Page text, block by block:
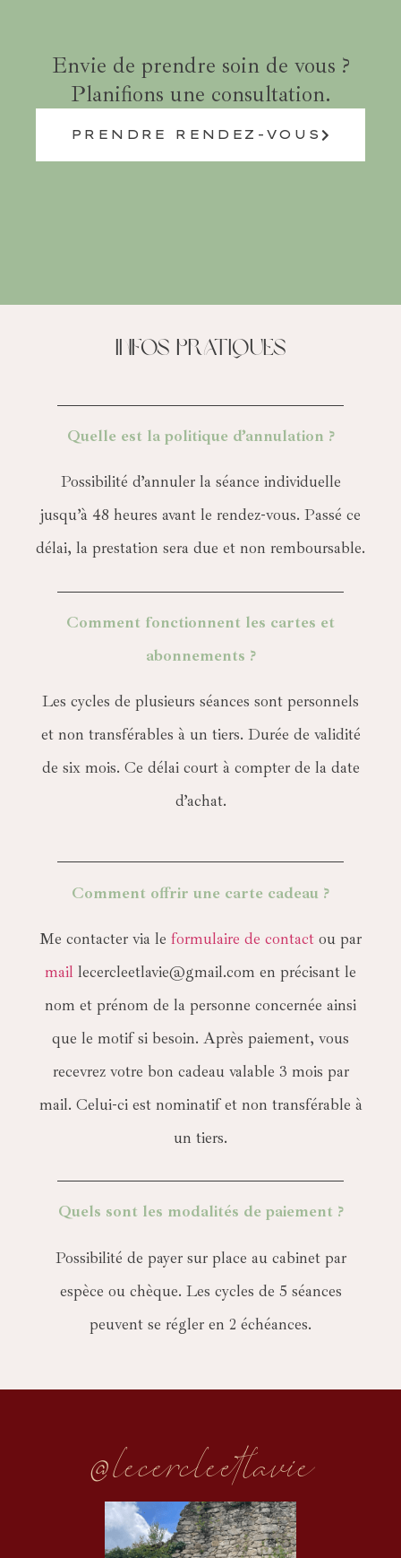
Envie de prendre soin de vous ?
Planifions une consultation.
PRENDRE RENDEZ-VOUS
Infos Pratiques
Quelle est la politique d’annulation ?
Possibilité d’annuler la séance individuelle
jusqu’à 48 heures avant le rendez-vous. Passé ce
délai, la prestation sera due et non remboursable.
Comment fonctionnent les cartes et
abonnements ?
Les cycles de plusieurs séances sont personnels
et non transférables à un tiers. Durée de validité
de six mois. Ce délai court à compter de la date
d’achat.
Comment offrir une carte cadeau ?
Me contacter via le formulaire de contact ou par
mail lecercleetlavie@gmail.com en précisant le
nom et prénom de la personne concernée ainsi
que le motif si besoin. Après paiement, vous
recevrez votre bon cadeau valable 3 mois par
mail. Celui-ci est nominatif et non transférable à
un tiers.
Quels sont les modalités de paiement ?
Possibilité de payer sur place au cabinet par
espèce ou chèque. Les cycles de 5 séances
peuvent se régler en 2 échéances.
@lecercleetlavie